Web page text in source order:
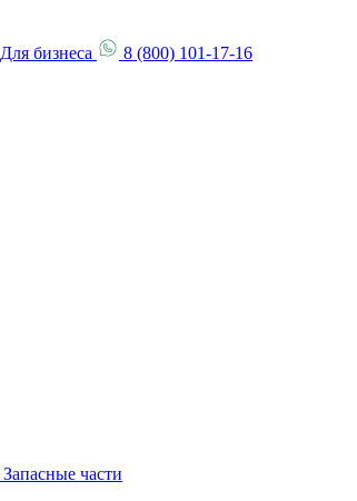
Для бизнеса 8 (800) 101-17-16
Запасные части